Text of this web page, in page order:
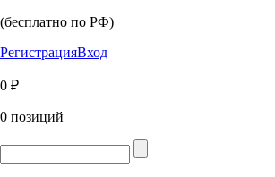
(бесплатно по РФ)
РегистрацияВход
0 ₽
0 позиций